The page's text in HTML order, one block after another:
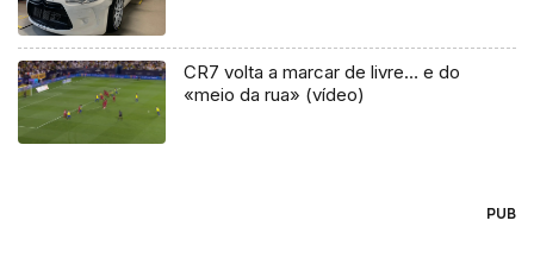
CR7 volta a marcar de livre… e do
«meio da rua» (vídeo)
PUB